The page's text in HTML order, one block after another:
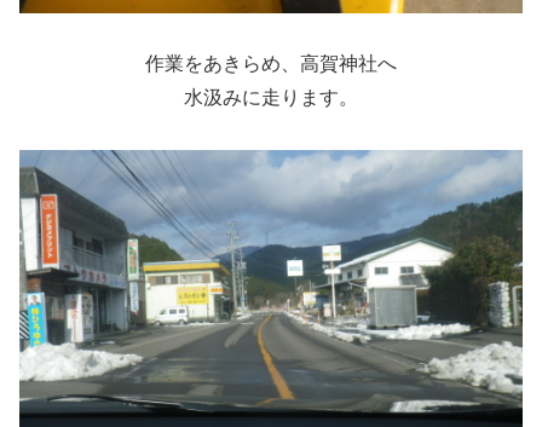
作業をあきらめ、高賀神社へ
水汲みに走ります。